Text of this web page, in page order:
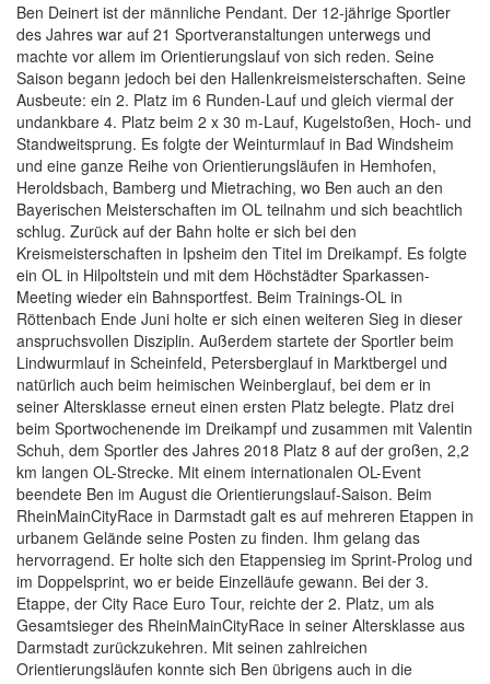
Ben Deinert ist der männliche Pendant. Der 12-jährige Sportler
des Jahres war auf 21 Sportveranstaltungen unterwegs und
machte vor allem im Orientierungslauf von sich reden. Seine
Saison begann jedoch bei den Hallenkreismeisterschaften. Seine
Ausbeute: ein 2. Platz im 6 Runden-Lauf und gleich viermal der
undankbare 4. Platz beim 2 x 30 m-Lauf, Kugelstoßen, Hoch- und
Standweitsprung. Es folgte der Weinturmlauf in Bad Windsheim
und eine ganze Reihe von Orientierungsläufen in Hemhofen,
Heroldsbach, Bamberg und Mietraching, wo Ben auch an den
Bayerischen Meisterschaften im OL teilnahm und sich beachtlich
schlug. Zurück auf der Bahn holte er sich bei den
Kreismeisterschaften in Ipsheim den Titel im Dreikampf. Es folgte
ein OL in Hilpoltstein und mit dem Höchstädter Sparkassen-
Meeting wieder ein Bahnsportfest. Beim Trainings-OL in
Röttenbach Ende Juni holte er sich einen weiteren Sieg in dieser
anspruchsvollen Disziplin. Außerdem startete der Sportler beim
Lindwurmlauf in Scheinfeld, Petersberglauf in Marktbergel und
natürlich auch beim heimischen Weinberglauf, bei dem er in
seiner Altersklasse erneut einen ersten Platz belegte. Platz drei
beim Sportwochenende im Dreikampf und zusammen mit Valentin
Schuh, dem Sportler des Jahres 2018 Platz 8 auf der großen, 2,2
km langen OL-Strecke. Mit einem internationalen OL-Event
beendete Ben im August die Orientierungslauf-Saison. Beim
RheinMainCityRace in Darmstadt galt es auf mehreren Etappen in
urbanem Gelände seine Posten zu finden. Ihm gelang das
hervorragend. Er holte sich den Etappensieg im Sprint-Prolog und
im Doppelsprint, wo er beide Einzelläufe gewann. Bei der 3.
Etappe, der City Race Euro Tour, reichte der 2. Platz, um als
Gesamtsieger des RheinMainCityRace in seiner Altersklasse aus
Darmstadt zurückzukehren. Mit seinen zahlreichen
Orientierungsläufen konnte sich Ben übrigens auch in die